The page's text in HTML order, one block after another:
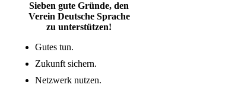
Sieben gute Gründe, den
Verein Deutsche Sprache
zu unterstützen!
Gutes tun.
Zukunft sichern.
Netzwerk nutzen.